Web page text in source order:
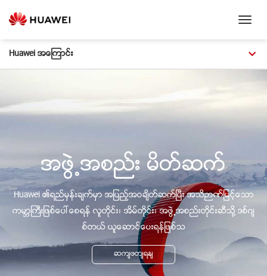
Huawei အေၾကာင္း
အဖြဲ႕အစည္း မိတ္ဆက္
Huawei ၏ရည္မွန္းခ်က္မွာ အျပည့္အဝခ်ိတ္ဆက္ၿပီး အသိဉာဏ္ျမင့္ေသာ
ကမာၻႀကီးျဖစ္ေပၚေစရန္ လူတိုင္း၊ အိမ္တိုင္း၊ အဖြဲ႕အစည္းတိုင္းဆီသို႔ ဒစ္ဂ်
စ္တယ္ ယူေဆာင္ေပးရန္ျဖစ္သ
ဆက်ဖတ်ရန်